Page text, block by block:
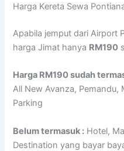
Harga Kereta Sewa
Apabila jemput dari Airport
harga Jimat hanya RM190
Harga RM190 sudah
All New Avanza, Pemandu,
Parking
Belum termasuk : Hotel,
Destination yang bayar